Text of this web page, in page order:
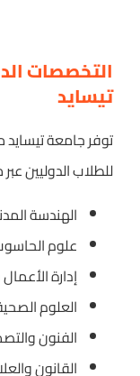
التخصصات
تيسايد
توفر جامعة
للطلاب الدوليين
الهندسة
علوم
إدارة
العلوم
الفنون
القانون